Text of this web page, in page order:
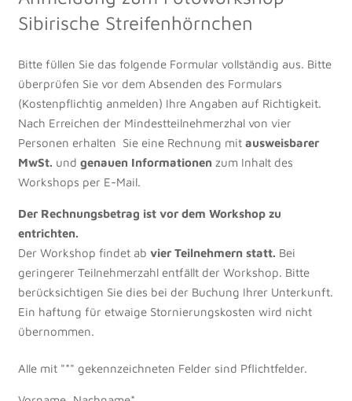
Sibirische Streifenhörnchen
Bitte füllen Sie das folgende Formular vollständig aus. Bitte
überprüfen Sie vor dem Absenden des Formulars
(Kostenpflichtig anmelden) Ihre Angaben auf Richtigkeit.
Nach Erreichen der Mindestteilnehmerzhal von vier
Personen erhalten Sie eine Rechnung mit ausweisbarer
MwSt. und genauen Informationen zum Inhalt des
Workshops per E-Mail.
Der Rechnungsbetrag ist vor dem Workshop zu
entrichten.
Der Workshop findet ab vier Teilnehmern statt. Bei
geringerer Teilnehmerzahl entfällt der Workshop. Bitte
berücksichtigen Sie dies bei der Buchung Ihrer Unterkunft.
Ein haftung für etwaige Stornierungskosten wird nicht
übernommen.
Alle mit "*" gekennzeichneten Felder sind Pflichtfelder.